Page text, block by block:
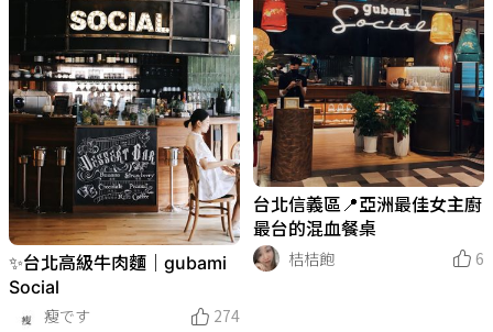
✨台北高級牛肉麵｜gubami
Social
瘦です
274
台北信義區📍亞洲最佳女主廚
最台的混血餐桌
桔桔飽
6